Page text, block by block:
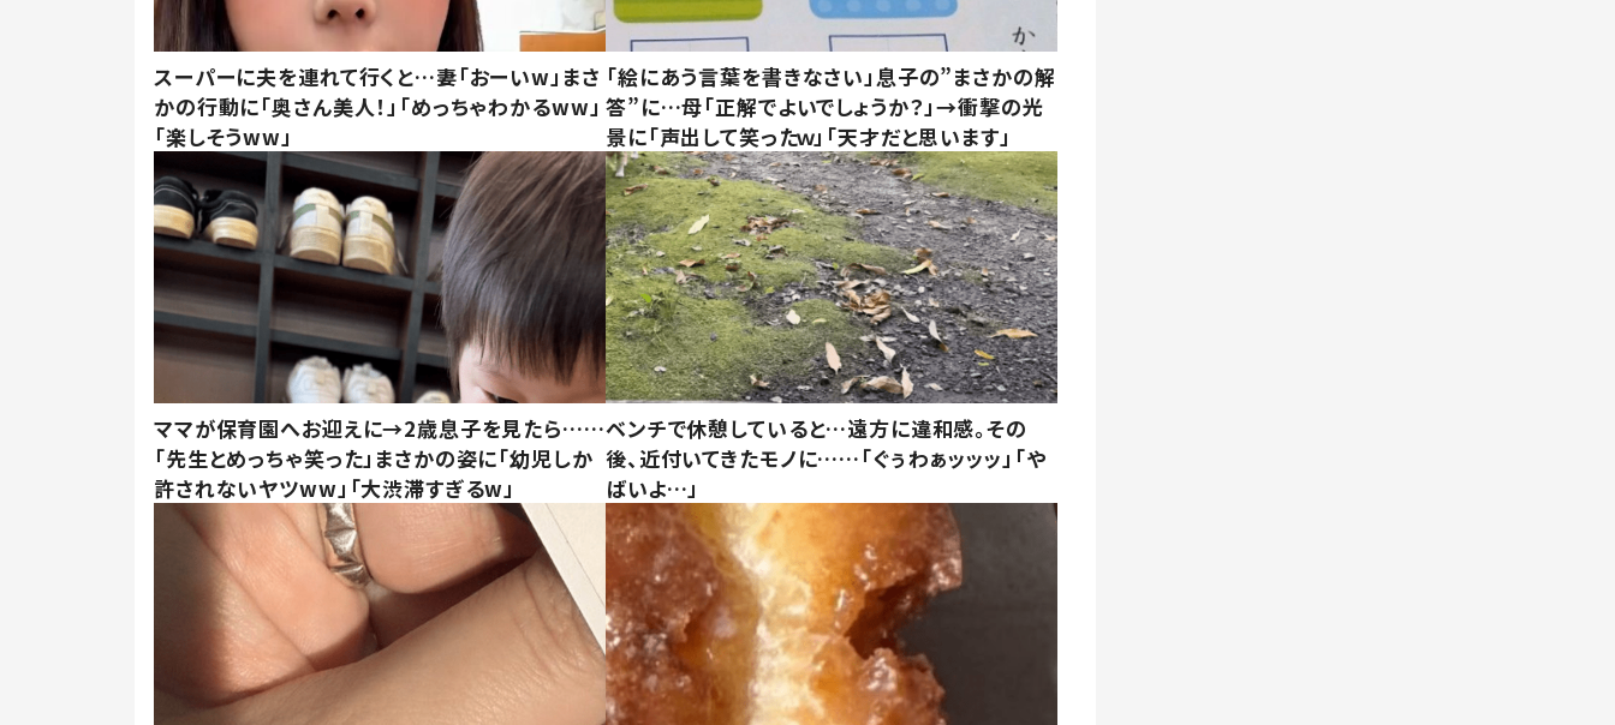
スーパーに夫を連れて行くと…妻「おーいw」まさ
かの行動に「奥さん美人！」「めっちゃわかるww」
「楽しそうww」
「絵にあう言葉を書きなさい」息子の”まさかの解
答”に…母「正解でよいでしょうか？」→衝撃の光
景に「声出して笑ったｗ」「天才だと思います」
ママが保育園へお迎えに→2歳息子を見たら……
「先生とめっちゃ笑った」まさかの姿に「幼児しか
許されないヤツww」「大渋滞すぎるw」
ベンチで休憩していると…遠方に違和感。その
後、近付いてきたモノに……「ぐぅわぁッッッ」「や
ばいよ…」